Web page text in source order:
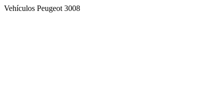
Vehículos Peugeot 3008